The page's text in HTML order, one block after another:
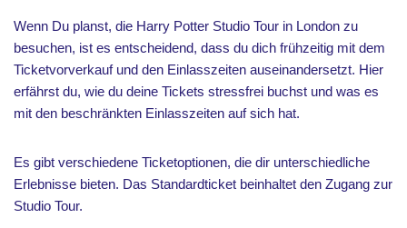
Wenn Du planst, die Harry Potter Studio Tour in London zu
besuchen, ist es entscheidend, dass du dich frühzeitig mit dem
Ticketvorverkauf und den Einlasszeiten auseinandersetzt. Hier
erfährst du, wie du deine Tickets stressfrei buchst und was es
mit den beschränkten Einlasszeiten auf sich hat.
Es gibt verschiedene Ticketoptionen, die dir unterschiedliche
Erlebnisse bieten. Das Standardticket beinhaltet den Zugang zur
Studio Tour.